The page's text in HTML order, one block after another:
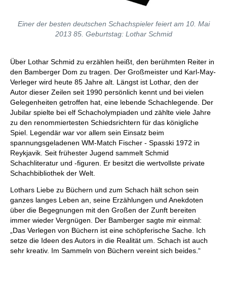
Einer der besten deutschen Schachspieler feiert am 10. Mai
2013 85. Geburtstag: Lothar Schmid
Über Lothar Schmid zu erzählen heißt, den berühmten Reiter in
den Bamberger Dom zu tragen. Der Großmeister und Karl-May-
Verleger wird heute 85 Jahre alt. Längst ist Lothar, den der
Autor dieser Zeilen seit 1990 persönlich kennt und bei vielen
Gelegenheiten getroffen hat, eine lebende Schachlegende. Der
Jubilar spielte bei elf Schacholympiaden und zählte viele Jahre
zu den renommiertesten Schiedsrichtern für das königliche
Spiel. Legendär war vor allem sein Einsatz beim
spannungsgeladenen WM-Match Fischer - Spasski 1972 in
Reykjavik. Seit frühester Jugend sammelt Schmid
Schachliteratur und -figuren. Er besitzt die wertvollste private
Schachbibliothek der Welt.
Lothars Liebe zu Büchern und zum Schach hält schon sein
ganzes langes Leben an, seine Erzählungen und Anekdoten
über die Begegnungen mit den Großen der Zunft bereiten
immer wieder Vergnügen. Der Bamberger sagte mir einmal:
„Das Verlegen von Büchern ist eine schöpferische Sache. Ich
setze die Ideen des Autors in die Realität um. Schach ist auch
sehr kreativ. Im Sammeln von Büchern vereint sich beides.“